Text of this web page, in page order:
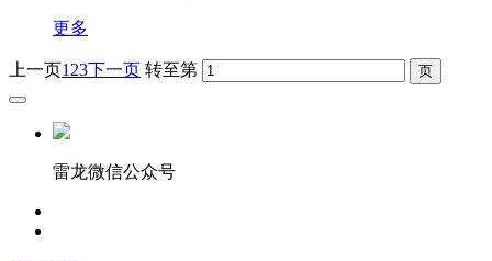
更多
上一页1 23下一页 转至第
雷龙微信公众号